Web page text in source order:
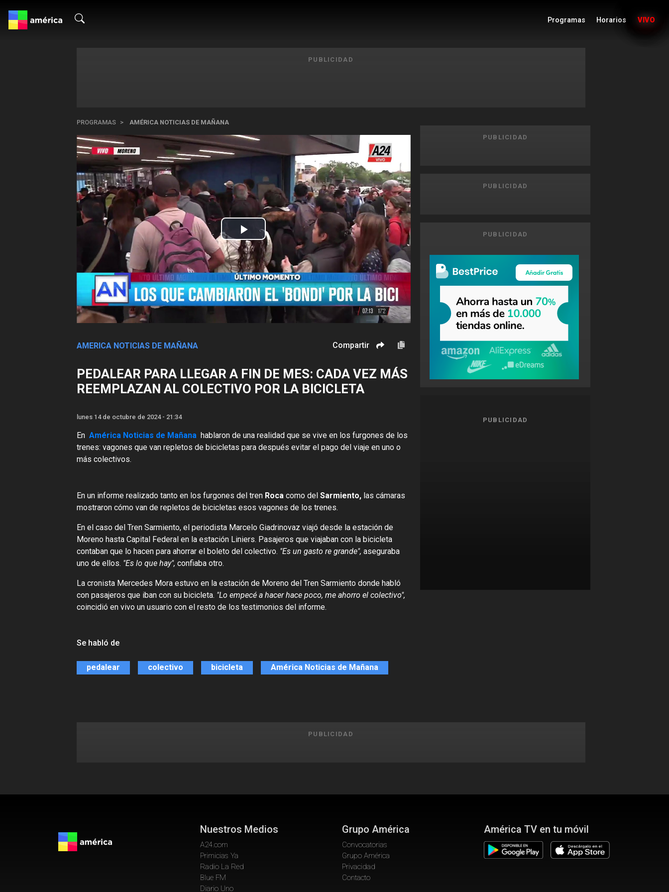
Programas Horarios VIVO
PUBLICIDAD
PROGRAMAS AMÉRICA NOTICIAS DE MAÑANA
Play
Video
AMERICA NOTICIAS DE MAÑANA Compartir
PEDALEAR PARA LLEGAR A FIN DE MES: CADA VEZ MÁS
REEMPLAZAN AL COLECTIVO POR LA BICICLETA
lunes 14 de octubre de 2024 - 21:34
En América Noticias de Mañana hablaron de una realidad que se vive en los furgones de los
trenes: vagones que van repletos de bicicletas para después evitar el pago del viaje en uno o
más colectivos.
En un informe realizado tanto en los furgones del tren Roca como del Sarmiento,las cámaras
mostraron cómo van de repletos de bicicletas esos vagones de los trenes.
En el caso del Tren Sarmiento, el periodista Marcelo Giadrinovaz viajó desde la estación de
Moreno hasta Capital Federal en la estación Liniers. Pasajeros que viajaban con la bicicleta
contaban que lo hacen para ahorrar el boleto del colectivo. "Es un gasto re grande", aseguraba
uno de ellos. "Es lo que hay", confiaba otro.
La cronista Mercedes Mora estuvo en la estación de Moreno del Tren Sarmiento donde habló
con pasajeros que iban con su bicicleta. "Lo empecé a hacer hace poco, me ahorro el colectivo",
coincidió en vivo un usuario con el resto de los testimonios del informe.
Se habló de
pedalear colectivo bicicleta América Noticias de Mañana
PUBLICIDAD
PUBLICIDAD
PUBLICIDAD
PUBLICIDAD
PUBLICIDAD
Nuestros Medios
A24.com
Primicias Ya
Radio La Red
Blue FM
Diario Uno
Grupo América
Convocatorias
Grupo América
Privacidad
Contacto
América TV en tu móvil